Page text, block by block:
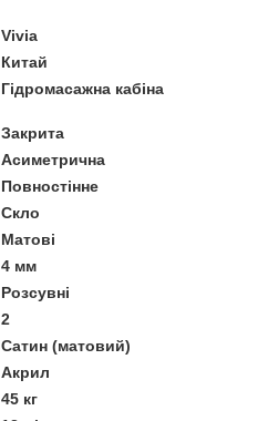
Vivia
Китай
Гідромасажна кабіна
Закрита
Асиметрична
Повностінне
Скло
Матові
4 мм
Розсувні
2
Сатин (матовий)
Акрил
45 кг